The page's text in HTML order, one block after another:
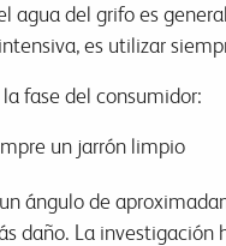
agua del grifo es
es utilizar
fase del consumidor:
un jarrón limpio
ángulo de
daño. La investigación